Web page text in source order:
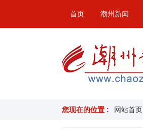
首页 潮州新闻
您现在的位置 : 网站首页